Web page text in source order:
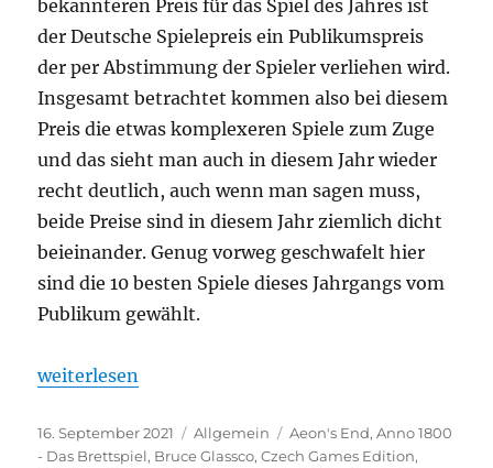
bekannteren Preis für das Spiel des Jahres ist
der Deutsche Spielepreis ein Publikumspreis
der per Abstimmung der Spieler verliehen wird.
Insgesamt betrachtet kommen also bei diesem
Preis die etwas komplexeren Spiele zum Zuge
und das sieht man auch in diesem Jahr wieder
recht deutlich, auch wenn man sagen muss,
beide Preise sind in diesem Jahr ziemlich dicht
beieinander. Genug vorweg geschwafelt hier
sind die 10 besten Spiele dieses Jahrgangs vom
Publikum gewählt.
„Deutscher Spielepreis 2021“
weiterlesen
Veröffentlicht
am
16. September 2021 Kategorien
Allgemein Schlagwörter
Aeon's End,Anno 1800
- Das Brettspiel, Bruce Glassco,Czech Games Edition,